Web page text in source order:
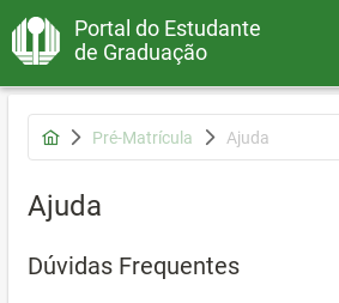
Portal do Estudante
de Graduação
Pré-Matrícula Ajuda
Ajuda
Dúvidas Frequentes